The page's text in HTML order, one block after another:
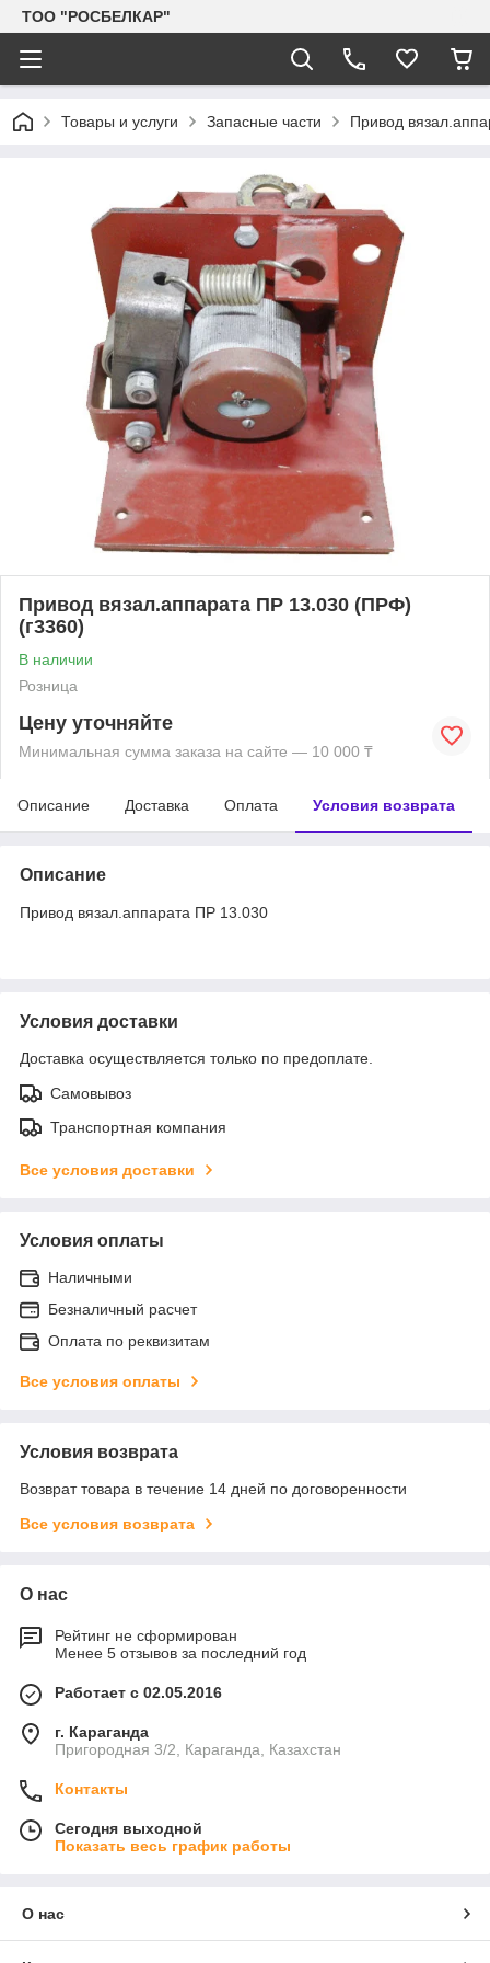
TOO "РОСБЕЛКАР"
Товары и услуги Запасные части Привод
Привод вязал.аппарата ПР 13.030 (ПРФ)
(г3360)
В наличии
Розница
Цену уточняйте
Минимальная сумма заказа на сайте — 10 000 ₸
Описание Доставка Оплата Условия возврата
Описание
Привод вязал.аппарата ПР 13.030
Условия доставки
Доставка осуществляется только по предоплате.
Самовывоз
Транспортная компания
Все условия доставки
Условия оплаты
Наличными
Безналичный расчет
Оплата по реквизитам
Все условия оплаты
Условия возврата
Возврат товара в течение 14 дней по договоренности
Все условия возврата
О нас
Рейтинг не сформирован
Менее 5 отзывов за последний год
Работает с 02.05.2016
г. Караганда
Пригородная 3/2, Караганда, Казахстан
Контакты
Сегодня выходной
Показать весь график работы
О нас